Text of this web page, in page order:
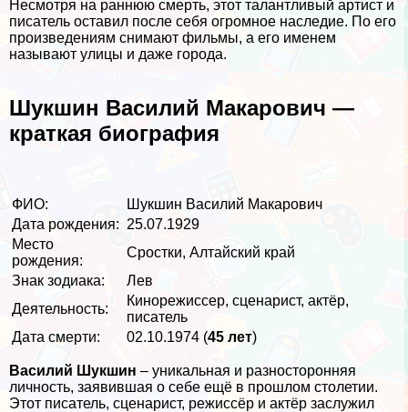
Несмотря на раннюю cмepть, этот талантливый артист и
писатель оставил после себя огромное наследие. По его
произведениям снимают фильмы, а его именем
называют улицы и даже города.
Шукшин Василий Макарович —
краткая биография
ФИО:
Шукшин Василий Макарович
Дата рождения: 25.07.1929
Место
рождения:
Сростки, Алтайский край
Знак зодиака:
Лев
Деятельность:
Кинорежиссер, сценарист, актёр,
писатель
Дата cмepти:
02.10.1974 (45 лет)
Василий Шукшин – уникальная и разносторонняя
личность, заявившая о себе ещё в прошлом столетии.
Этот писатель, сценарист, режиссёр и актёр заслужил